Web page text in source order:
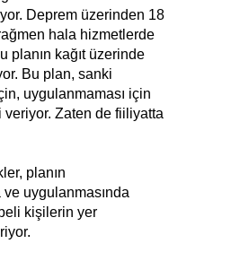
Deprem üzerinden 18
hala hizmetlerde
planın kağıt üzerinde
Bu plan, sanki
uygulanmaması için
veriyor. Zaten de fiiliyatta
planın
ve uygulanmasında
kişilerin yer